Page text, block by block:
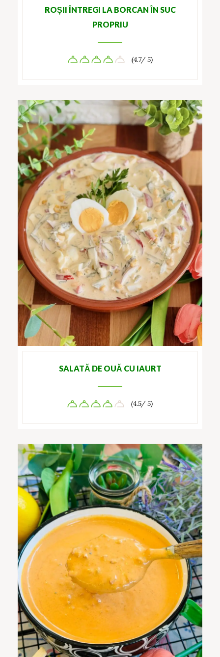
ROȘII ÎNTREGI LA BORCAN ÎN SUC
PROPRIU
(4.7/ 5)
SALATĂ DE OUĂ CU IAURT
(4.5/ 5)